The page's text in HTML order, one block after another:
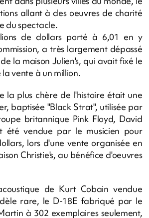
allant à des oeuvres de charité
du spectacle.
de dollars porté à 6,01 en y
a très largement dépassé
la maison Julien's, qui avait fixé le
vente à un million.
la plus chère de l'histoire était une
baptisée "Black Strat", utilisée par
britannique Pink Floyd, David
été vendue par le musicien pour
lors d'une vente organisée en
Christie's, au bénéfice d'oeuvres
de Kurt Cobain vendue
rare, le D-18E fabriqué par le
à 302 exemplaires seulement,